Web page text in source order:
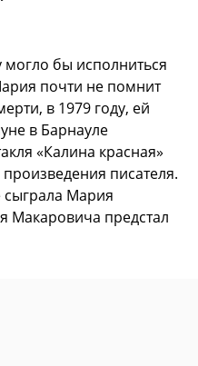
бы исполниться
почти не помнит
в 1979 году, ей
в Барнауле
«Калина красная»
писателя.
сыграла Мария
Макаровича предстал